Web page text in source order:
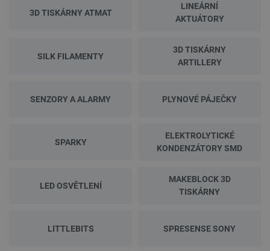
3D TISKÁRNY ATMAT
LINEÁRNÍ
AKTUÁTORY
SILK FILAMENTY
3D TISKÁRNY
ARTILLERY
SENZORY A ALARMY PLYNOVÉ PÁJEČKY
SPARKY
ELEKTROLYTICKÉ
KONDENZÁTORY SMD
LED OSVĚTLENÍ
MAKEBLOCK 3D
TISKÁRNY
LITTLEBITS SPRESENSE SONY